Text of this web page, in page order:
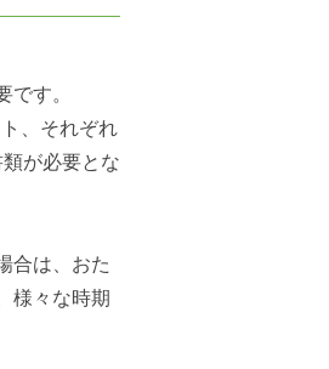
す。
、それぞれ
が必要とな
合は、おた
様々な時期